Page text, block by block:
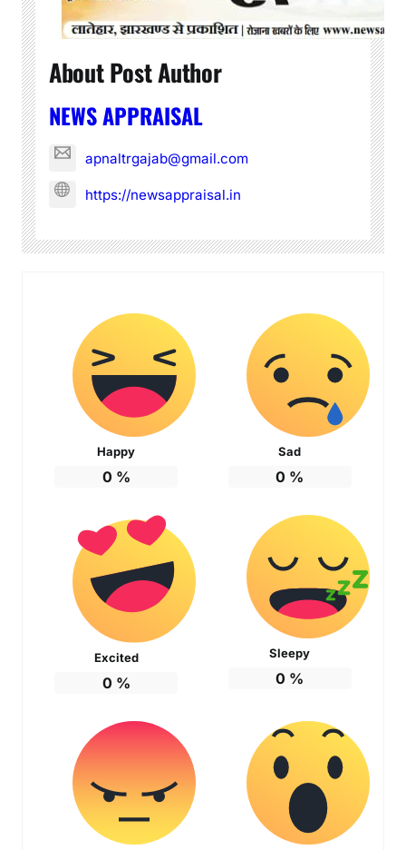
About Post Author
NEWS APPRAISAL
apnaltrgajab@gmail.com
https://newsappraisal.in
Happy
0 %
Sad
0 %
Excited
0 %
Sleepy
0 %